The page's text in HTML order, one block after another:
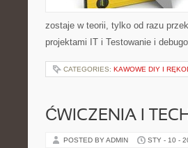
zostaje w teorii, tylko od razu
projektami IT i Testowanie i
CATEGORIES: KAWOWE DIY I
ĆWICZENIA I
POSTED BY ADMIN STY - 10 -